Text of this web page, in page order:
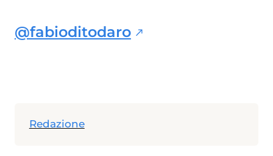
@fabioditodaro
Redazione